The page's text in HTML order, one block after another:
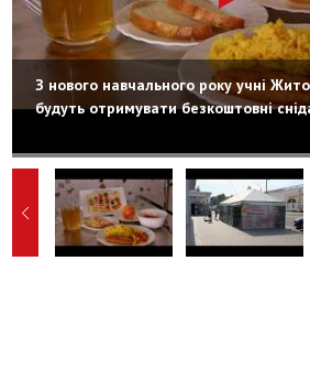
З нового навчального року учні
будуть отримувати безкоштовні